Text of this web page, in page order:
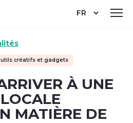
Select
créatifs et gadgets
À UNE
MATIÈRE DE